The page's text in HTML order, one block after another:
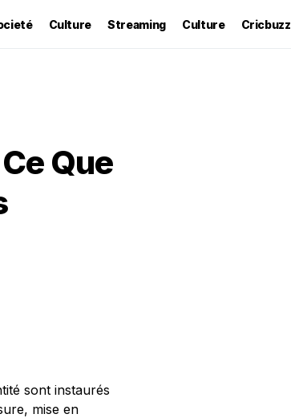
Culture Streaming Culture Cricbuzz
Que
sont instaurés
mise en